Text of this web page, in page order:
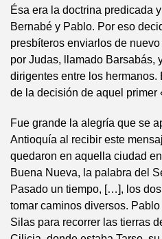
Ésa era la doctrina predicada
Bernabé y Pablo. Por eso
presbíteros enviarlos de
por Judas, llamado Barsabás,
dirigentes entre los
de la decisión de aquel primer
Fue grande la alegría que se
Antioquía al recibir este
quedaron en aquella ciudad
Buena Nueva, la palabra del
Pasado un tiempo, […], los
tomar caminos diversos.
Silas para recorrer las tierras